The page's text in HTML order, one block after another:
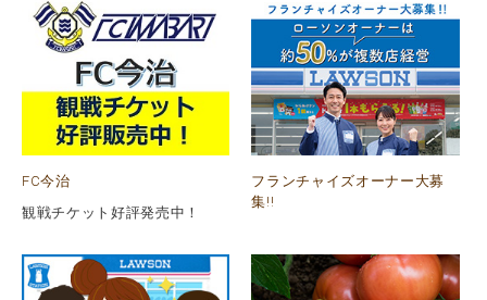
FC今治
観戦チケット好評発売中！
フランチャイズオーナー大募
集!!